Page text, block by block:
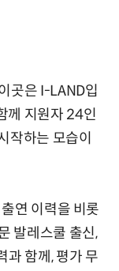
곳은 I-LAND입
께 지원자 24인
작하는 모습이
연 이력을 비롯
발레스쿨 출신,
과 함께, 평가 무